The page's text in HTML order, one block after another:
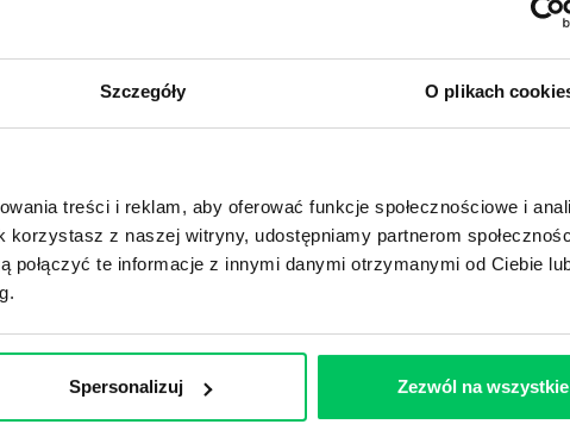
Szczegóły O plikach
treści i reklam, aby oferować funkcje społecznościowe i
z naszej witryny, udostępniamy partnerom
połączyć te informacje z innymi danymi otrzymanymi od Ciebie
Spersonalizuj Zezwól na wszystkie
i eksperckich materiałów?
na bieżąco!